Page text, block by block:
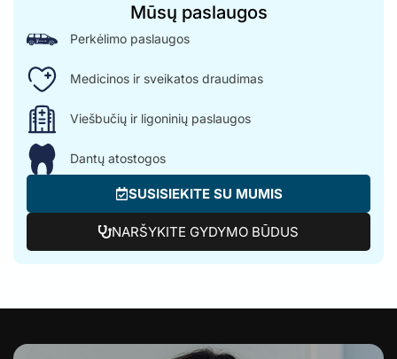
Mūsų paslaugos
Perkėlimo paslaugos
Medicinos ir sveikatos draudimas
Viešbučių ir ligoninių paslaugos
Dantų atostogos
SUSISIEKITE SU MUMIS
NARŠYKITE GYDYMO BŪDUS